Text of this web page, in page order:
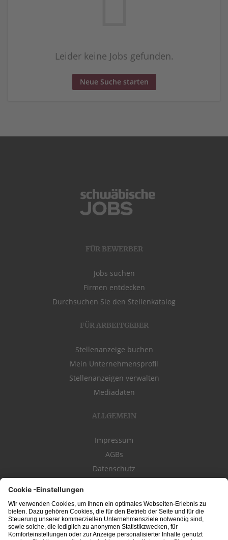
Leider keine Jobs gefunden.
Neue Suche starten
FÜR BEWERBER
Jobs suchen
Firmen entdecken
Durchsuchen Sie den Stellenkatalog
FÜR ARBEITGEBER
Stellenanzeige buchen
Mein Unternehmensprofil
Stellenanzeigen verwalten
Mediadaten
ALLGEMEIN
Impressum
AGBs
Datenschutz